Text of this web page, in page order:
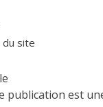
du site
publication est